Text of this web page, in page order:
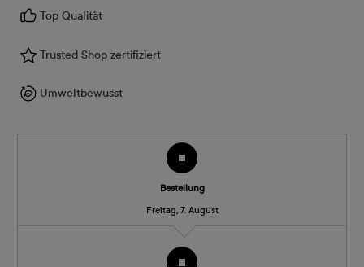
Top Qualität
Trusted Shop zertifiziert
Umweltbewusst
Bestellung
Freitag, 7. August